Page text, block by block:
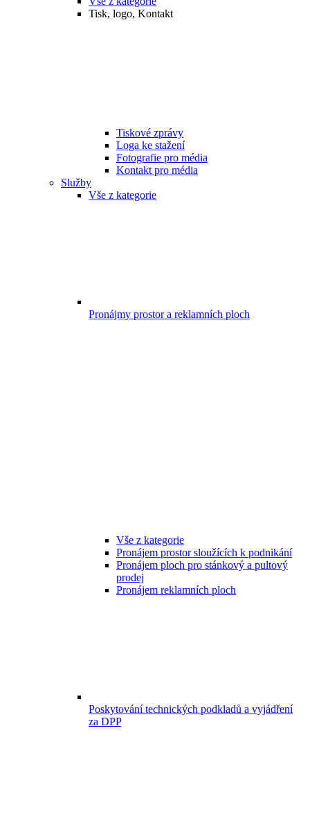
Tisk, logo, Kontakt
Tiskové zprávy
Loga ke stažení
Fotografie pro média
Kontakt pro média
Služby
Vše z kategorie
Pronájmy prostor a reklamních ploch
Vše z kategorie
Pronájem prostor sloužících k podnikání
Pronájem ploch pro stánkový a pultový
prodej
Pronájem reklamních ploch
Poskytování technických podkladů a vyjádření
za DPP